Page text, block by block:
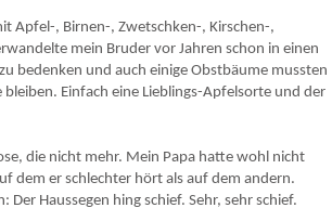
Apfel-, Birnen-, Zwetschken-, Kirschen-,
mein Bruder vor Jahren schon in einen
bedenken und auch einige Obstbäume mussten
Einfach eine Lieblings-Apfelsorte und der
die nicht mehr. Mein Papa hatte wohl nicht
dem er schlechter hört als auf dem andern.
Haussegen hing schief. Sehr, sehr schief.